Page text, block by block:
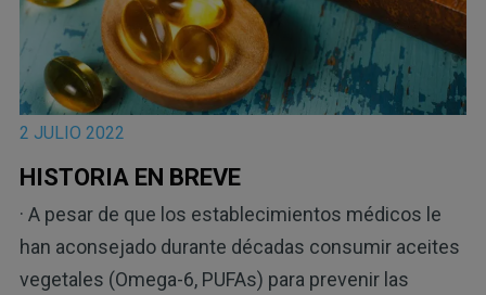
2 JULIO 2022
HISTORIA EN BREVE
· A pesar de que los establecimientos médicos le
han aconsejado durante décadas consumir aceites
vegetales (Omega-6, PUFAs) para prevenir las